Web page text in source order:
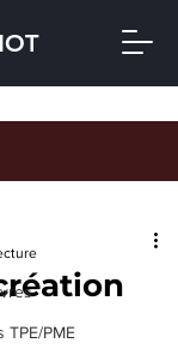
PME